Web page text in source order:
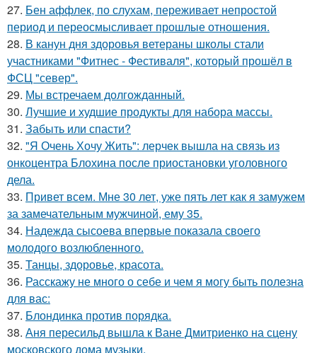
27. Бен аффлек, по слухам, переживает непростой
период и переосмысливает прошлые отношения.
28. В канун дня здоровья ветераны школы стали
участниками "Фитнес - Фестиваля", который прошёл в
ФСЦ "север".
29. Мы встречаем долгожданный.
30. Лучшие и худшие продукты для набора массы.
31. Забыть или спасти?
32. "Я Очень Хочу Жить": лерчек вышла на связь из
онкоцентра Блохина после приостановки уголовного
дела.
33. Привет всем. Мне 30 лет, уже пять лет как я замужем
за замечательным мужчиной, ему 35.
34. Надежда сысоева впервые показала своего
молодого возлюбленного.
35. Танцы, здоровье, красота.
36. Расскажу не много о себе и чем я могу быть полезна
для вас:
37. Блондинка против порядка.
38. Аня пересильд вышла к Ване Дмитриенко на сцену
московского дома музыки.